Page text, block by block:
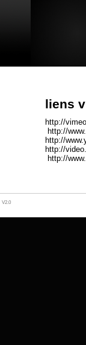
liens
http://
http://
http://
http://
http://
V2.0